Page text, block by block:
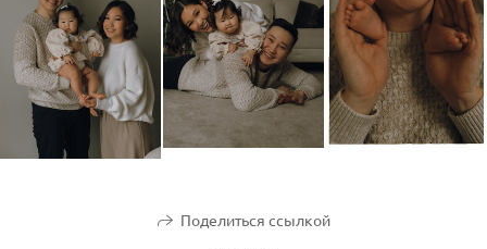
Поделиться ссылкой